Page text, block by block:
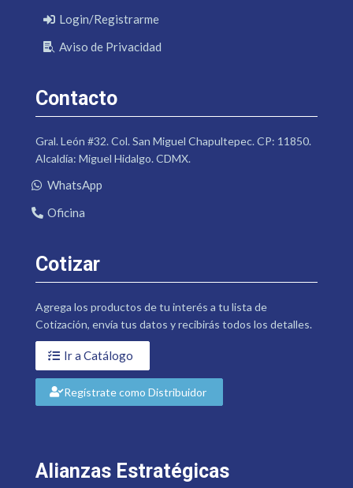
Login/Registrarme
Aviso de Privacidad
Contacto
Gral. León #32. Col. San Miguel Chapultepec. CP: 11850.
Alcaldía: Miguel Hidalgo. CDMX.
WhatsApp
Oficina
Cotizar
Agrega los productos de tu interés a tu lista de
Cotización, envía tus datos y recibirás todos los detalles.
Ir a Catálogo
Regístrate como Distribuidor
Alianzas Estratégicas